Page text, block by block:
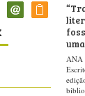
“
ANA